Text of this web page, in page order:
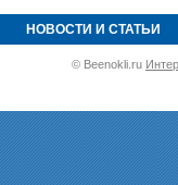
НОВОСТИ И СТАТЬИ
© Beenokli.ru